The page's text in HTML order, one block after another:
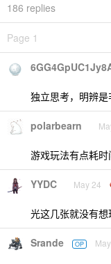
186 replies
Page 1
独立思考，明辨是
polarbearn
游戏玩法有点耗
YYDC May 24
光这几张就没有
Srande OP